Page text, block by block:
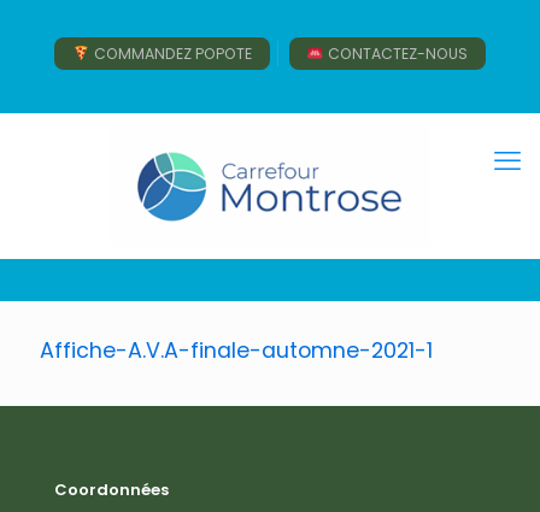
COMMANDEZ POPOTE CONTACTEZ-NOUS
Affiche-A.V.A-finale-automne-2021-1
Coordonnées